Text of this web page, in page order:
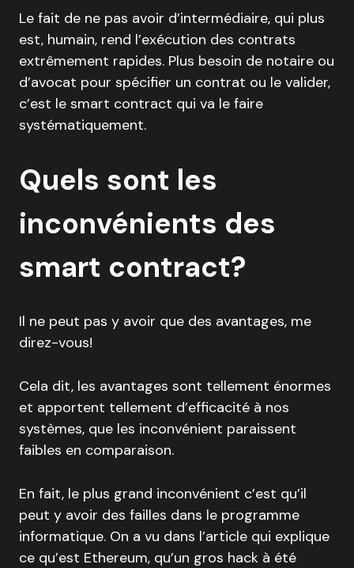
Le fait de ne pas avoir d’intermédiaire, qui plus
est, humain, rend l’exécution des contrats
extrêmement rapides. Plus besoin de notaire ou
d’avocat pour spécifier un contrat ou le valider,
c’est le smart contract qui va le faire
systématiquement.
Quels sont les
inconvénients des
smart contract?
Il ne peut pas y avoir que des avantages, me
direz-vous!
Cela dit, les avantages sont tellement énormes
et apportent tellement d’efficacité à nos
systèmes, que les inconvénient paraissent
faibles en comparaison.
En fait, le plus grand inconvénient c’est qu’il
peut y avoir des failles dans le programme
informatique. On a vu dans l’article qui explique
ce qu’est Ethereum, qu’un gros hack à été